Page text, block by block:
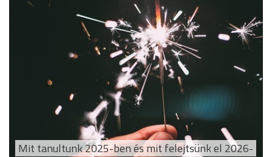
Mit tanultunk 2025-ben és mit felejtsünk el 2026-